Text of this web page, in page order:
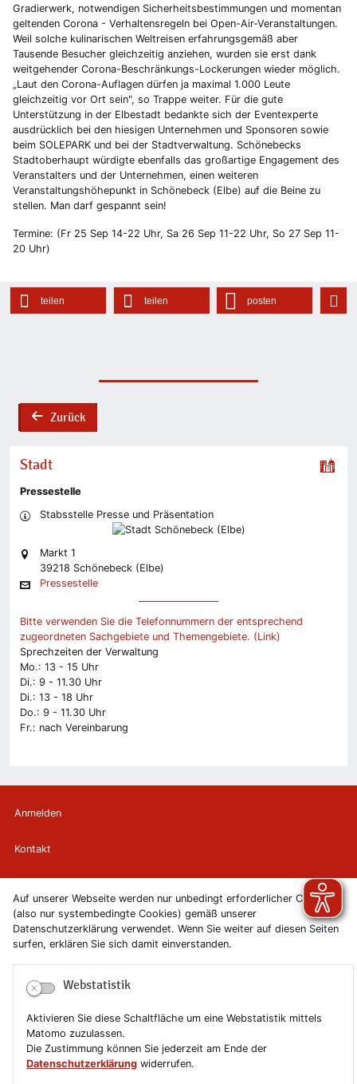
Auf unserer Webseite werden nur unbedingt erforderlicher Cookies
(also nur systembedingte Cookies) gemäß unserer
Datenschutzerklärung verwendet. Wenn Sie weiter auf diesen Seiten
surfen, erklären Sie sich damit einverstanden.
Webstatistik
Aktivieren Sie diese Schaltfläche um eine Webstatistik mittels
Matomo zuzulassen.
Die Zustimmung können Sie jederzeit am Ende der
Datenschutzerklärung widerrufen.
Gradierwerk, notwendigen Sicherheitsbestimmungen und momentan
geltenden Corona - Verhaltensregeln bei Open-Air-Veranstaltungen.
Weil solche kulinarischen Weltreisen erfahrungsgemäß aber
Tausende Besucher gleichzeitig anziehen, wurden sie erst dank
weitgehender Corona-Beschränkungs-Lockerungen wieder möglich.
„Laut den Corona-Auflagen dürfen ja maximal 1.000 Leute
gleichzeitig vor Ort sein", so Trappe weiter. Für die gute
Unterstützung in der Elbestadt bedankte sich der Eventexperte
ausdrücklich bei den hiesigen Unternehmen und Sponsoren sowie
beim SOLEPARK und bei der Stadtverwaltung. Schönebecks
Stadtoberhaupt würdigte ebenfalls das großartige Engagement des
Veranstalters und der Unternehmen, einen weiteren
Veranstaltungshöhepunkt in Schönebeck (Elbe) auf die Beine zu
stellen. Man darf gespannt sein!
Termine: (Fr 25 Sep 14-22 Uhr, Sa 26 Sep 11-22 Uhr, So 27 Sep 11-
20 Uhr)
teilen teilen posten
backZurück
Stadt
Pressestelle
Stabsstelle Presse und Präsentation
Markt 1
39218 Schönebeck (Elbe)
Pressestelle
Bitte verwenden Sie die Telefonnummern der entsprechend
zugeordneten Sachgebiete und Themengebiete. (Link)
Sprechzeiten der Verwaltung
Mo.: 13 - 15 Uhr
Di.: 9 - 11.30 Uhr
Di.: 13 - 18 Uhr
Do.: 9 - 11.30 Uhr
Fr.: nach Vereinbarung
Anmelden
Kontakt
Newsletterabmeldung
Datenschutzerklärung
Erklärung zur Barrierefreiheit
Leichte Sprache